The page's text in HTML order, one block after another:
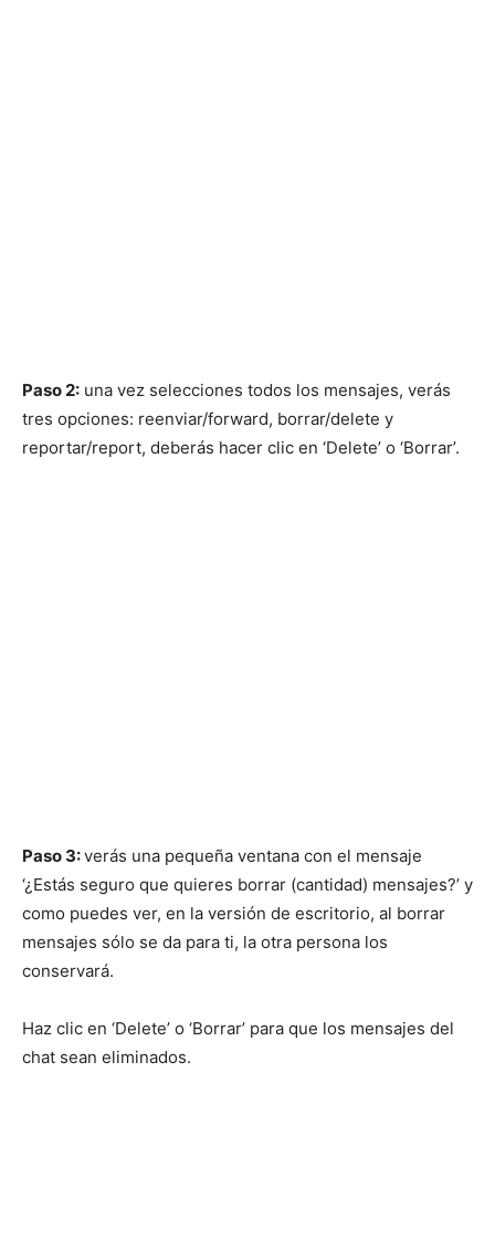
Paso 2: una vez selecciones todos los mensajes, verás
tres opciones: reenviar/forward, borrar/delete y
reportar/report, deberás hacer clic en ‘Delete’ o ‘Borrar’.
Paso 3:verás una pequeña ventana con el mensaje
‘¿Estás seguro que quieres borrar (cantidad) mensajes?’ y
como puedes ver, en la versión de escritorio, al borrar
mensajes sólo se da para ti, la otra persona los
conservará.
Haz clic en ‘Delete’ o ‘Borrar’ para que los mensajes del
chat sean eliminados.